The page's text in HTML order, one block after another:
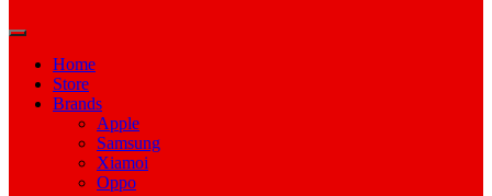
Home
Store
Brands
Apple
Samsung
Xiamoi
Oppo